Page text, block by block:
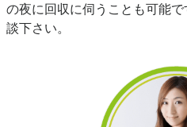
の夜に回収に伺うことも可能
談下さい。